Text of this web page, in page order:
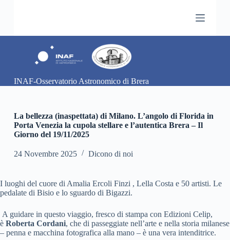
t
o
n
u
INAF-Osservatorio Astronomico di Brera
La bellezza (inaspettata) di Milano. L’angolo di Florida in
Porta Venezia la cupola stellare e l’autentica Brera – Il
Giorno del 19/11/2025
24 Novembre 2025 Dicono di noi
I luoghi del cuore di Amalia Ercoli Finzi , Lella Costa e 50 artisti. Le
pedalate di Bisio e lo sguardo di Bigazzi.
A guidare in questo viaggio, fresco di stampa con Edizioni Celip,
è Roberta Cordani, che di passeggiate nell’arte e nella storia milanese
– penna e macchina fotografica alla mano – è una vera intenditrice.